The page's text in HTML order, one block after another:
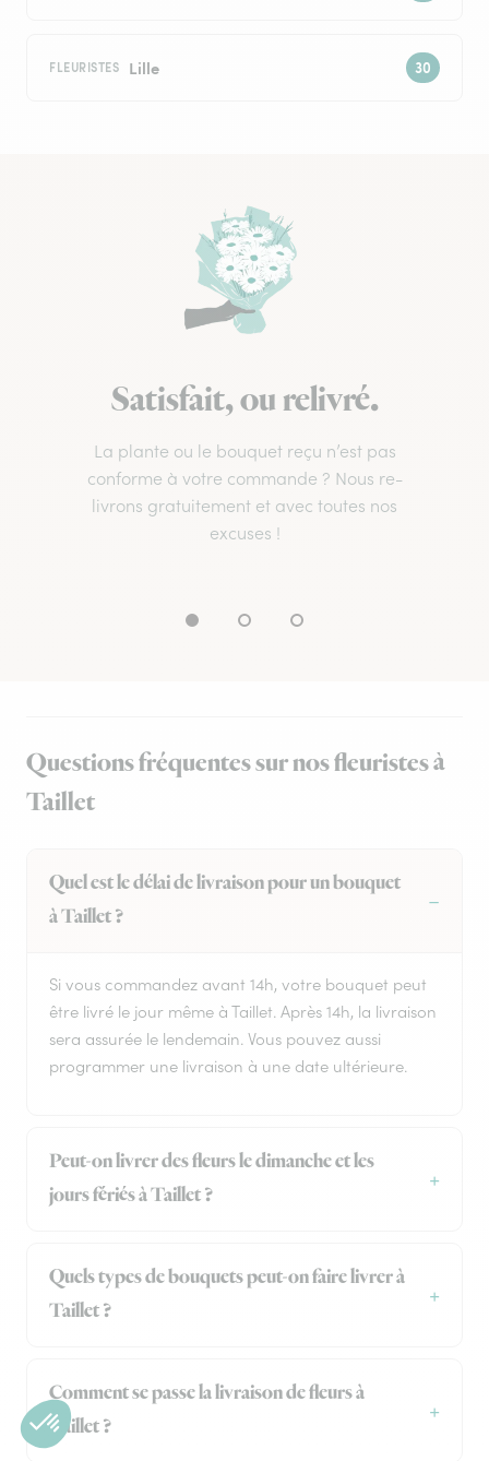
FLEURISTES Lille
Satisfait, ou relivré.
La plante ou le bouquet reçu n’est pas
conforme à votre commande ? Nous re-
livrons gratuitement et avec toutes nos
excuses !
Questions fréquentes sur nos fleuristes à
Taillet
Quel est le délai de livraison pour un bouquet
à Taillet ?
Si vous commandez avant 14h, votre bouquet peut
être livré le jour même à Taillet. Après 14h, la livraison
sera assurée le lendemain. Vous pouvez aussi
programmer une livraison à une date ultérieure.
Peut-on livrer des fleurs le dimanche et les
jours fériés à Taillet ?
Quels types de bouquets peut-on faire livrer à
Taillet ?
Comment se passe la livraison de fleurs à
Taillet ?